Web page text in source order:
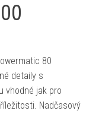
80
detaily s
vhodné jak pro
Nadčasový